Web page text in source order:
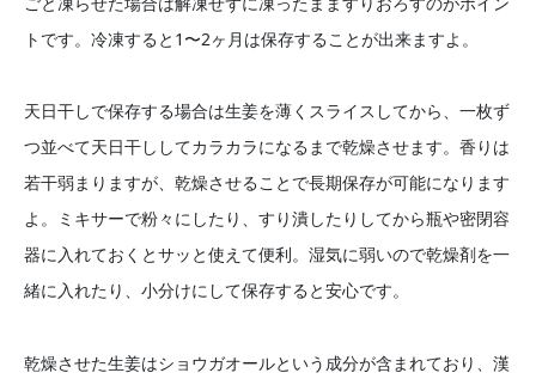
トです。冷凍すると1〜2ヶ月は保存することが出来ますよ。
天日干しで保存する場合は生姜を薄くスライスしてから、一枚ず
つ並べて天日干ししてカラカラになるまで乾燥させます。香りは
若干弱まりますが、乾燥させることで長期保存が可能になります
よ。ミキサーで粉々にしたり、すり潰したりしてから瓶や密閉容
器に入れておくとサッと使えて便利。湿気に弱いので乾燥剤を一
緒に入れたり、小分けにして保存すると安心です。
乾燥させた生姜はショウガオールという成分が含まれており、漢